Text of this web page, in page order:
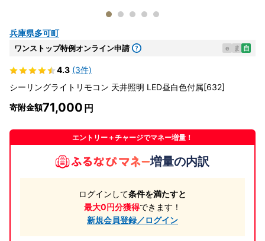
兵庫県多可町
ワンストップ特例オンライン申請 e ま 自
4.3 (3件)
シーリングライトリモコン 天井照明 LED昼白色付属[632]
寄附金額71,000
エントリー＋チャージでマネー増量！
増量の内訳
ログインして条件を満たすと
最大0円分獲得できます！
新規会員登録／ログイン